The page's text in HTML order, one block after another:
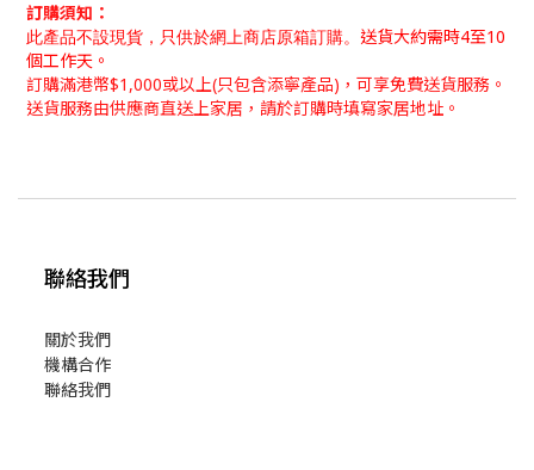
訂購須知：
此產品不設現貨，只供於網上商店原箱訂購。 送貨大約需時4至10
個工作天。
訂購滿港幣$1,000或以上(只包含添寧產品)，可享免費送貨服務。
送貨服務由供應商直送上家居 ， 請於訂購時填寫家居地址。
聯絡我們
關於我們
機構合作
聯絡我們